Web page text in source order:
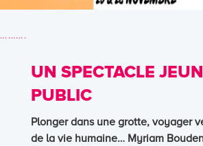
……….
UN SPECTACLE
PUBLIC
Plonger dans une grotte, voyager
de la vie humaine… Myriam